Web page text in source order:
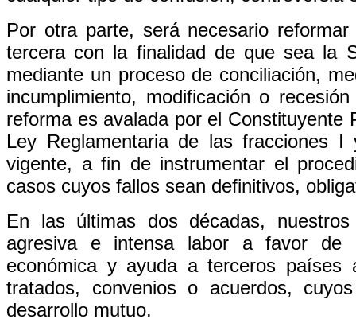
Por otra parte, será necesario
tercera con la finalidad de que sea la
mediante un proceso de conciliación,
incumplimiento, modificación o
reforma es avalada por el
Ley Reglamentaria de las fracciones
vigente, a fin de instrumentar el
casos cuyos fallos sean definitivos,
En las últimas dos décadas,
agresiva e intensa labor a favor de
económica y ayuda a terceros países
tratados, convenios o acuerdos,
desarrollo mutuo.